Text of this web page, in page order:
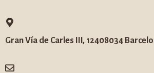
Gran Vía de Carles III, 12408034